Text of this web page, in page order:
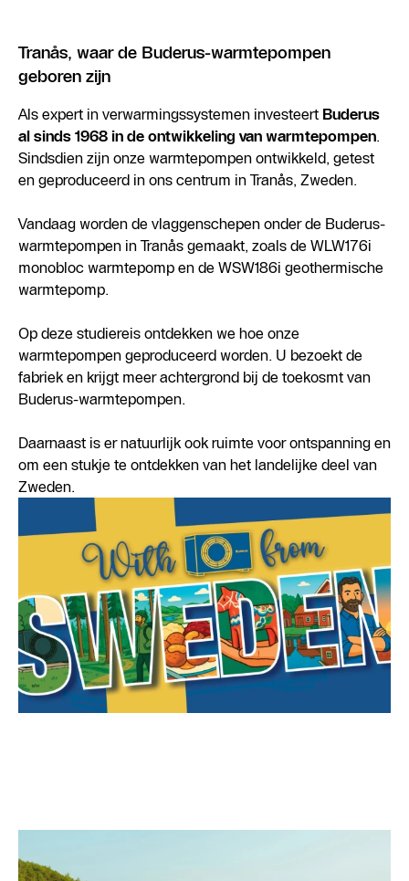
Tranås, waar de Buderus-warmtepompen
geboren zijn
Als expert in verwarmingssystemen investeert Buderus
al sinds 1968 in de ontwikkeling van warmtepompen.
Sindsdien zijn onze warmtepompen ontwikkeld, getest
en geproduceerd in ons centrum in Tranås, Zweden.
Vandaag worden de vlaggenschepen onder de Buderus-
warmtepompen in Tranås gemaakt, zoals de WLW176i
monobloc warmtepomp en de WSW186i geothermische
warmtepomp.
Op deze studiereis ontdekken we hoe onze
warmtepompen geproduceerd worden. U bezoekt de
fabriek en krijgt meer achtergrond bij de toekosmt van
Buderus-warmtepompen.
Daarnaast is er natuurlijk ook ruimte voor ontspanning en
om een stukje te ontdekken van het landelijke deel van
Zweden.